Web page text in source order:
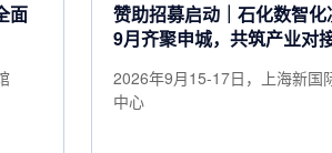
面
赞助招募启动｜石化数智化
9月齐聚申城，共筑产业对
2026年9月15-17日，上海新国
中心